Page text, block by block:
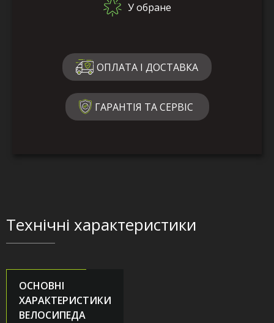
У обране
ОПЛАТА І ДОСТАВКА
ГАРАНТІЯ ТА СЕРВІС
Технічні характеристики
ОСНОВНІ
ХАРАКТЕРИСТИКИ
ВЕЛОСИПЕДА